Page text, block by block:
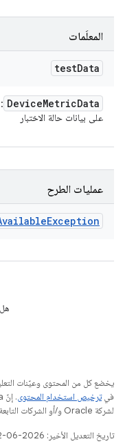
المعلَمات
testData
DeviceMetricData
: ‏
على بيانات حالة الاختبار
عمليات الطرح
Exception
يخضع كل من المحتوى وعيّنات
فيترخيص استخدام المحتوى
لشركة Oracle و/أو الشركات التابعة لها.
تاريخ التعديل الأخير: 2026-06-22 (حسب التوقيت العالمي المتفَّق عليه)